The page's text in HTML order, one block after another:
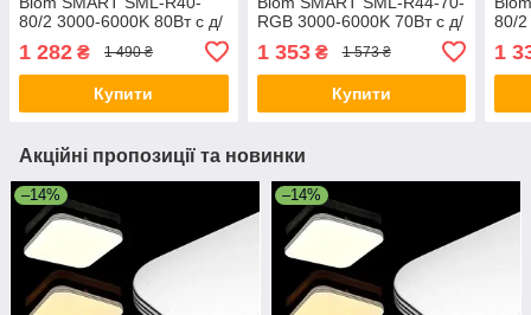
80/2 3000-6000K 80Вт с д/
1 282 ₴ 1 490 ₴
Купити
RGB 3000-6000K 70Вт с д/
1 353₴ 1 573 ₴
Купити
80/2
1
Акційні пропозиції та новинки
–14% –14%